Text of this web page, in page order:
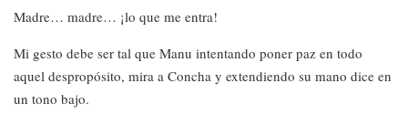
Madre… madre… ¡lo que me entra!
Mi gesto debe ser tal que Manu intentando poner paz en todo
aquel despropósito, mira a Concha y extendiendo su mano dice en
un tono bajo.